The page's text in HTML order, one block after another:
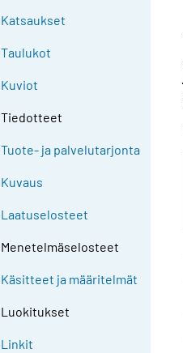
Katsaukset
Taulukot
Kuviot
Tiedotteet
Tuote- ja palvelutarjonta
Kuvaus
Laatuselosteet
Menetelmäselosteet
Käsitteet ja määritelmät
Luokitukset
Linkit